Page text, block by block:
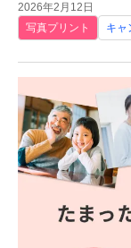
2026年2月12日
写真プリント
キャ